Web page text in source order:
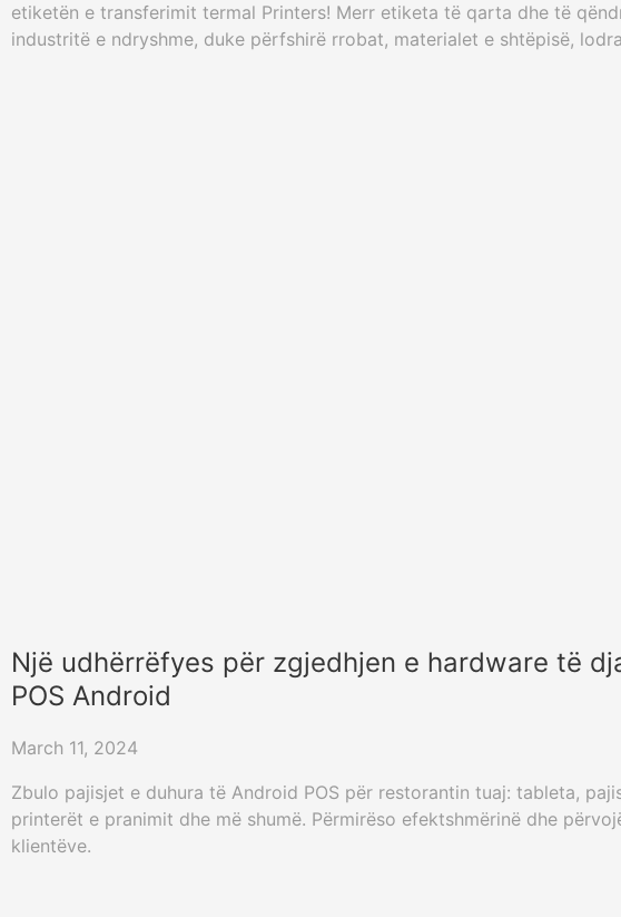
etiketën e transferimit termal Printers! Merr etiketa të qarta dhe të
industritë e ndryshme, duke përfshirë rrobat, materialet e shtëpisë,
Zbulo pajisjet e duhura të Android POS për restorantin tuaj: tableta,
printerët e pranimit dhe më shumë. Përmirëso efektshmërinë dhe
klientëve.
« 29 30 31